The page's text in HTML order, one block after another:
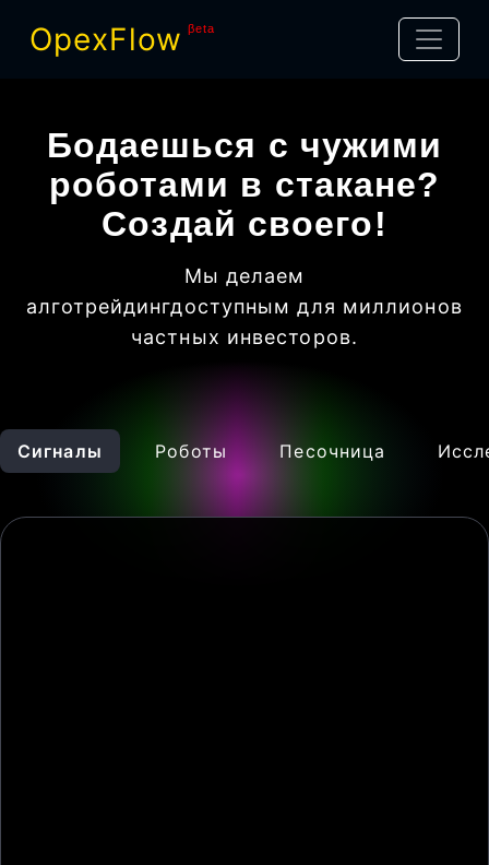
OpexFlow βeta
Бодаешься с чужими
роботами в стакане?
Создай своего!
Мы делаем
алготрейдингдоступным для миллионов
частных инвесторов.
Сигналы Роботы Песочница